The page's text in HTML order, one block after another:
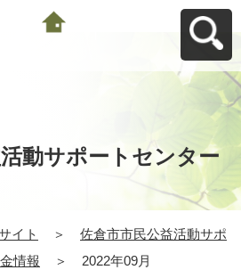
動サポートセンター
イト ＞
佐倉市市民公益活動サポ
情報 ＞ 2022年09月